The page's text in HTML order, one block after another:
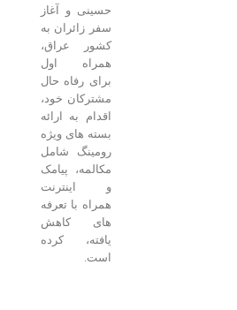
حسینی و آغاز
سفر زائران به
کشور عراق،
همراه اول
برای رفاه حال
مشترکان خود،
اقدام به ارائه
بسته های ویژه
رومینگ شامل
مکالمه، پیامک
و اینترنت
همراه با تعرفه
های کاهش
یافته، کرده